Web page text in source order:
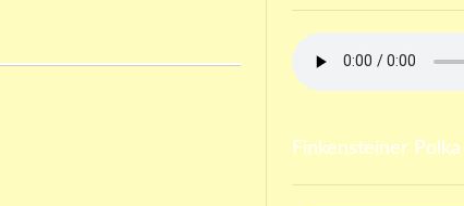
Finkensteiner Polka